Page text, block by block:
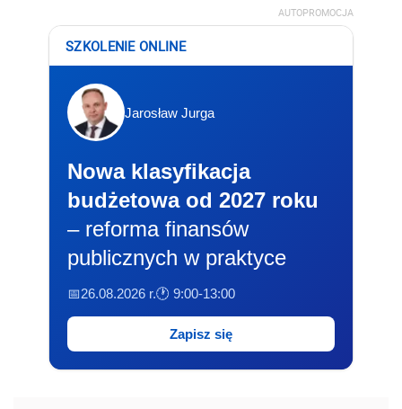
AUTOPROMOCJA
SZKOLENIE ONLINE
Jarosław Jurga
Nowa klasyfikacja
budżetowa od 2027 roku
– reforma finansów
publicznych w praktyce
📅26.08.2026 r.🕐 9:00-13:00
Zapisz się